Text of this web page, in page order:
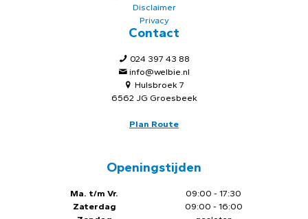
Disclaimer
Privacy
Contact
024 397 43 88
info@welbie.nl
Hulsbroek 7
6562 JG Groesbeek
Plan Route
Openingstijden
Ma. t/m Vr.
Zaterdag
09:00 - 17:30
09:00 - 16:00